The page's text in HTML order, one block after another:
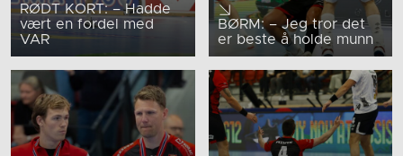
RØDT KORT: – Hadde
vært en fordel med
VAR
BØRM: – Jeg tror det
er beste å holde munn